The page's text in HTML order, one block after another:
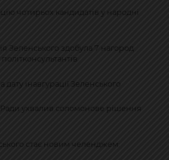
чотирьох кандидатів у народні
Зеленського здобула 7 нагород
інавгурації Зеленського
ухвалив соломонове рішення
стає новим челенджем: